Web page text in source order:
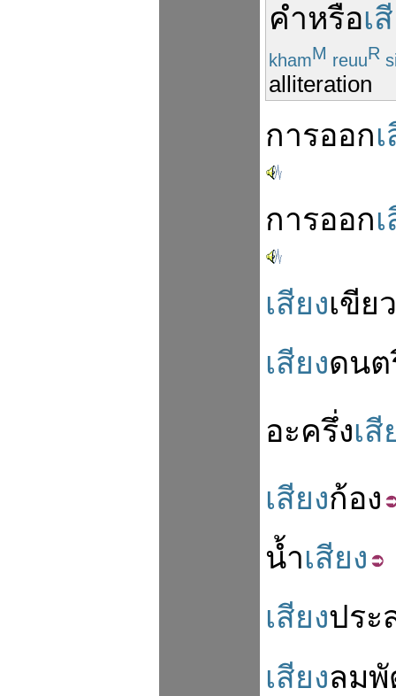
คำหรือเ
khamM reuuR
alliteration
การออก
การออก
เสียงเขียว
เสียงดนต
อะครึ่งเสี
เสียงก้อง
น้ำเสียง
เสียงประ
เสียงลมพั